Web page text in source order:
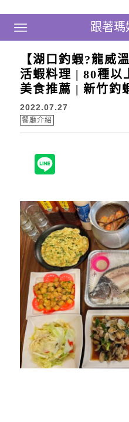
跟著瑪姬瘋玩趣跟著瑪
Main Menu
【湖口釣蝦?龍威
活蝦料理 | 80種以
美食推薦 | 新竹釣
2022.07.27
餐廳介紹